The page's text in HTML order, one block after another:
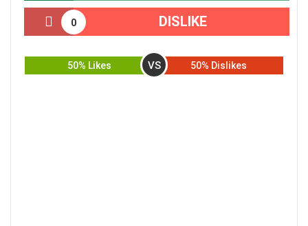
0 DISLIKE
50% Likes VS 50% Dislikes